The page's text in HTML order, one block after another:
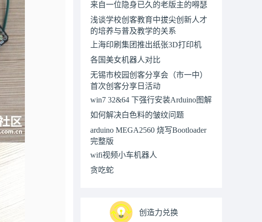
来自一位隐身已久的老版主的嘚瑟
浅谈学校创客教育中拔尖创新人才
的培养与普及教学的关系
上海印刷集团推出纸张3D打印机
各国美女机器人对比
无锡市校园创客分享会（市一中）
首次创客分享日活动
win7 32&64 下强行安装Arduino图解
如何解决白色料的皱纹问题
arduino MEGA2560 烧写Bootloader
完整版
wifi视频小车机器人
贪吃蛇
创造力兑换